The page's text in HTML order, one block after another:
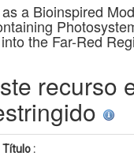
a Bioinspired
the Far-Red
recurso
Título :